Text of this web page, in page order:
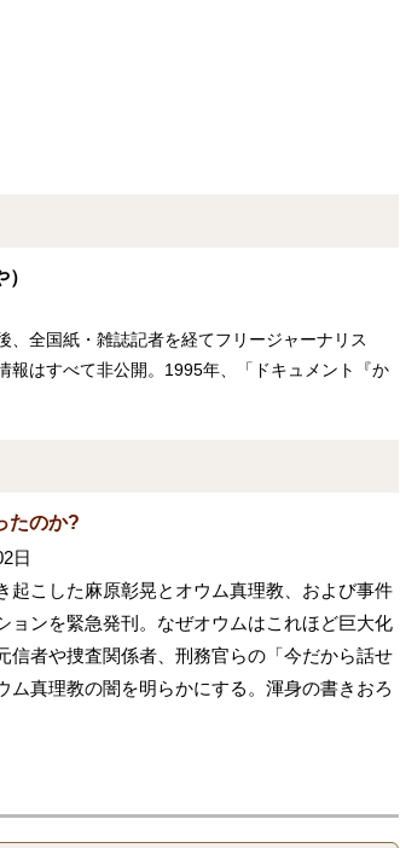
、全国紙・雑誌記者を経てフリージャーナリス
報はすべて非公開。1995年、「ドキュメント『か
たのか?
日
起こした麻原彰晃とオウム真理教、および事件
ョンを緊急発刊。なぜオウムはこれほど巨大化
信者や捜査関係者、刑務官らの「今だから話せ
ム真理教の闇を明らかにする。渾身の書きおろ